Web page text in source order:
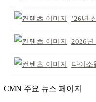
’26년 상
2026년
다이소
CMN 주요 뉴스 페이지